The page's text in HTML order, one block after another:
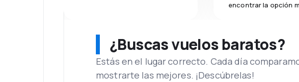
encontrar la opción
¿Buscas vuelos baratos?
Estás en el lugar correcto. Cada día
mostrarte las mejores. ¡Descúbrelas!